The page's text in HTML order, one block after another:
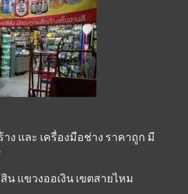
ง และ เครื่องมือช่าง ราคาถูก มี
น แขวงออเงิน เขตสายไหม